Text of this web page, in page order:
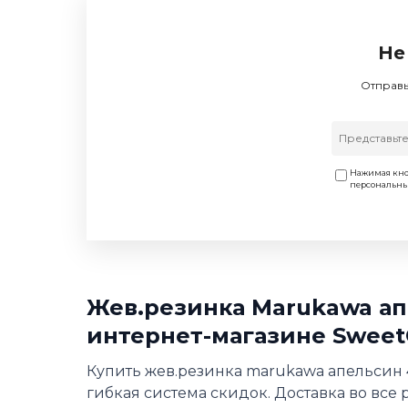
Нажимая
Жев.резинка Marukawa
интернет-магазине
Купить жев.резинка marukawa
гибкая система скидок. Доставка во